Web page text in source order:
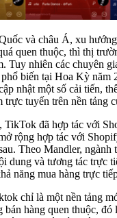
và châu Á, xu
quen thuộc, thì thị
Tuy nhiên các chuyên
biến tại Hoa Kỳ năm
nhật một số cải tiến,
trực tuyến trên nền tảng
TikTok đã hợp tác với
rộng hợp tác với
Theo Mandler, ngành
dung và tương tác trực
năng mua hàng trực
chỉ là một nền tảng
bán hàng quen thuộc,